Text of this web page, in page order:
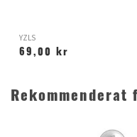
YZLS
69,00 kr
Rekommenderat